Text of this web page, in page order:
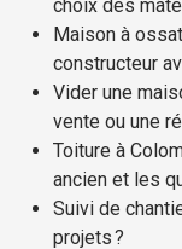
choix des
Maison à
constructeur
Vider une
vente ou une
Toiture à
ancien et les
Suivi de
projets ?